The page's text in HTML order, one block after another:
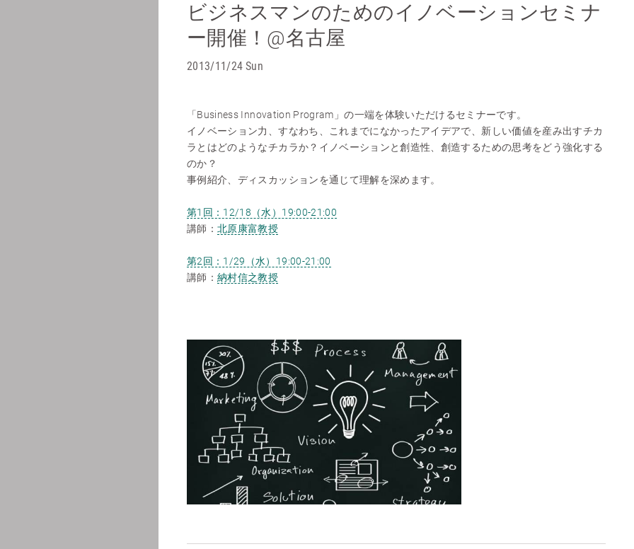
ビジネスマンのためのイノベーションセミナ
ー開催！@名古屋
2013/11/24 Sun
「Business Innovation Program」の一端を体験いただけるセミナーです。
イノベーション力、すなわち、これまでになかったアイデアで、新しい価値を産み出すチカ
ラとはどのようなチカラか？イノベーションと創造性、創造するための思考をどう強化する
のか？
事例紹介、ディスカッションを通じて理解を深めます。
第1回：12/18（水）19:00-21:00
講師：北原康富教授
第2回：1/29（水）19:00-21:00
講師：納村信之教授